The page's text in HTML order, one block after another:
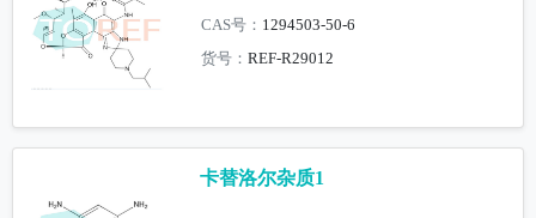
CAS号： 1294503-50-6
货号：REF-R29012
卡替洛尔杂质1